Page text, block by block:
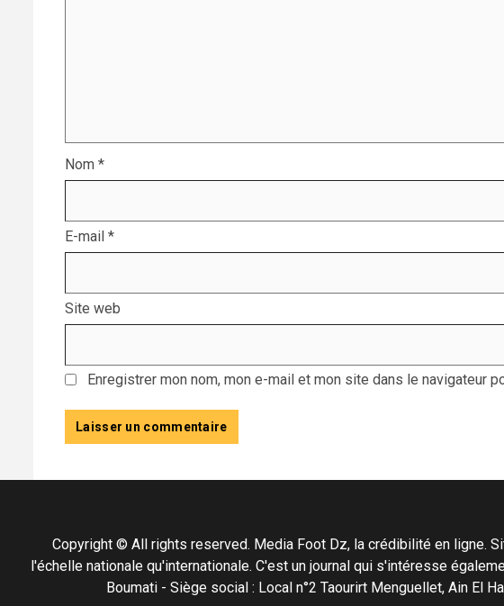
Nom *
E-mail *
Site web
Enregistrer mon nom, mon e-mail et mon site dans le navigateur
Copyright © All rights reserved. Media Foot Dz, la crédibilité en ligne.
l'échelle nationale qu'internationale. C'est un journal qui s'intéresse
Boumati - Siège social : Local n°2 Taourirt Menguellet, Ain El